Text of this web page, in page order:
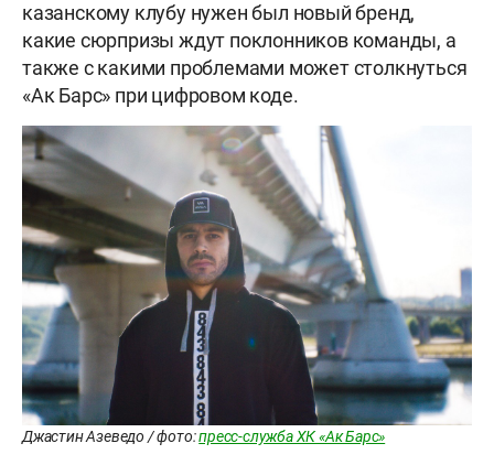
казанскому клубу нужен был новый бренд,
какие сюрпризы ждут поклонников команды, а
также с какими проблемами может столкнуться
«Ак Барс» при цифровом коде.
Джастин Азеведо / фото:пресс-служба ХК «Ак Барс»